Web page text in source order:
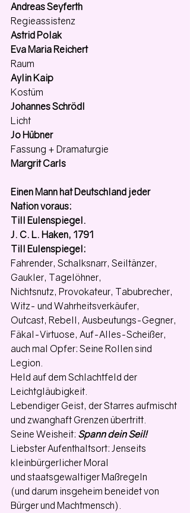
Andreas Seyferth
Regieassistenz
Astrid Polak
Eva Maria Reichert
Raum
Aylin Kaip
Kostüm
Johannes Schrödl
Licht
Jo Hübner
Fassung + Dramaturgie
Margrit Carls
Einen Mann hat Deutschland jeder
Nation voraus:
Till Eulenspiegel.
J. C. L. Haken, 1791
Till Eulenspiegel:
Fahrender, Schalksnarr, Seiltänzer,
Gaukler, Tagelöhner,
Nichtsnutz, Provokateur, Tabubrecher,
Witz- und Wahrheitsverkäufer,
Outcast, Rebell, Ausbeutungs-Gegner,
Fäkal-Virtuose, Auf-Alles-Scheißer,
auch mal Opfer: Seine Rollen sind
Legion.
Held auf dem Schlachtfeld der
Leichtgläubigkeit.
Lebendiger Geist, der Starres aufmischt
und zwanghaft Grenzen übertritt.
Seine Weisheit: Spann dein Seil!
Liebster Aufenthaltsort: Jenseits
kleinbürgerlicher Moral
und staatsgewaltiger Maßregeln
(und darum insgeheim beneidet von
Bürger und Machtmensch).